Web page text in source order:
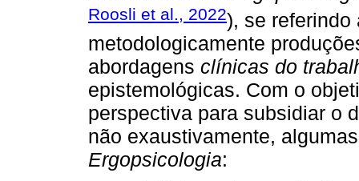
Roosli et al., 2022), se referindo
metodologicamente
abordagens clínicas do
epistemológicas. Com o
perspectiva para subsidiar o
não exaustivamente,
Ergopsicologia: